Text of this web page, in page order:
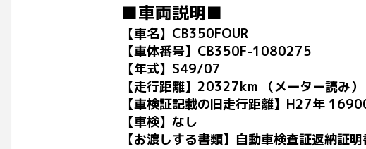
■車両説明■
【車名】CB350FOUR
【車体番号】CB350F-1080275
【年式】S49/07
【走行距離】20327km （メーター読み）
【車検証記載の旧走行距離】H27年
【車検】なし
【お渡しする書類】自動車検査証返納証